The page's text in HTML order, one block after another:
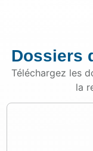
Dossiers
Téléchargez les
la